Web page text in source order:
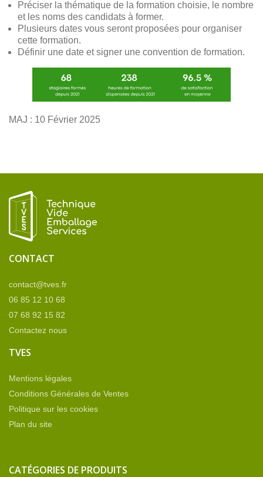
Préciser la thématique de la formation choisie, le nombre
et les noms des candidats à former.
Plusieurs dates vous seront proposées pour organiser
cette formation.
Définir une date et signer une convention de formation.
MAJ : 10 Février 2025
CONTACT
contact@tves.fr
06 85 12 10 68
07 68 92 15 82
Contactez nous
TVES
Mentions légales
Conditions Générales de Ventes
Politique sur les cookies
Plan du site
CATÉGORIES DE PRODUITS